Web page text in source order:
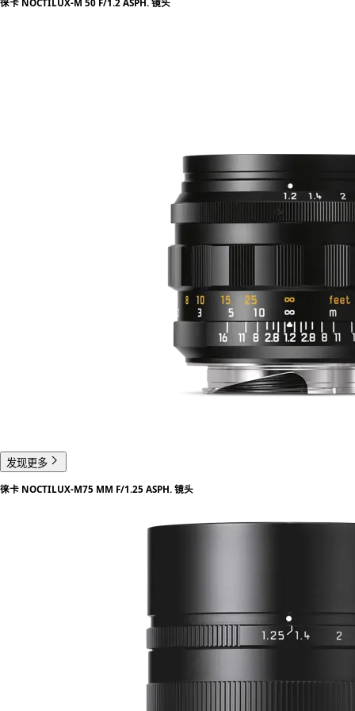
发现更多
徕卡 NOCTILUX-M75 MM F/1.25 ASPH. 镜头